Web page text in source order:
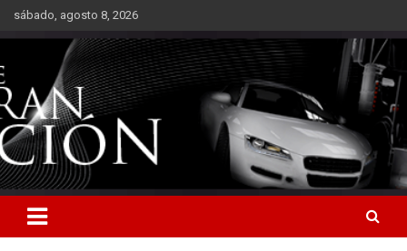
Saltarsábado, agosto 8, 2026